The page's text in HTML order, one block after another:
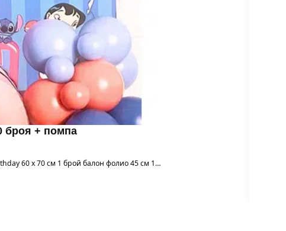
броя + помпа
60 х 70 см 1 брой балон фолио 45 см 1…